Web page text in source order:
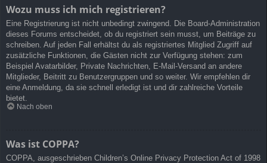
Wozu muss ich mich registrieren?
Eine Registrierung ist nicht unbedingt zwingend. Die Board-Administration
dieses Forums entscheidet, ob du registriert sein musst, um Beiträge zu
schreiben. Auf jeden Fall erhältst du als registriertes Mitglied Zugriff auf
zusätzliche Funktionen, die Gästen nicht zur Verfügung stehen: zum
Beispiel Avatarbilder, Private Nachrichten, E-Mail-Versand an andere
Mitglieder, Beitritt zu Benutzergruppen und so weiter. Wir empfehlen dir
eine Anmeldung, da sie schnell erledigt ist und dir zahlreiche Vorteile
bietet.
Nach oben
Was ist COPPA?
COPPA, ausgeschrieben Children’s Online Privacy Protection Act of 1998